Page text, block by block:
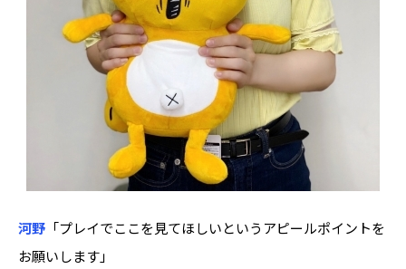
河野 「プレイでここを見てほしいというアピールポイントを
お願いします」